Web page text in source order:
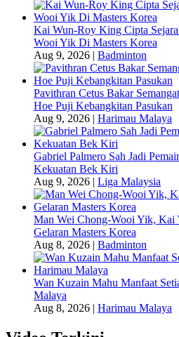
Kai Wun-Roy King Cipta
Wooi Yik Di Masters Korea
Aug 9, 2026 | Badminton
Pavithran Cetus Bakar
Hoe Puji Kebangkitan Pasukan
Aug 9, 2026 | Harimau Malaya
Gabriel Palmero Sah Jadi
Kekuatan Bek Kiri
Aug 9, 2026 | Liga Malaysia
Man Wei Chong-Wooi Yik, Kai
Gelaran Masters Korea
Aug 8, 2026 | Badminton
Wan Kuzain Mahu Manfaat
Malaya
Aug 8, 2026 | Harimau Malaya